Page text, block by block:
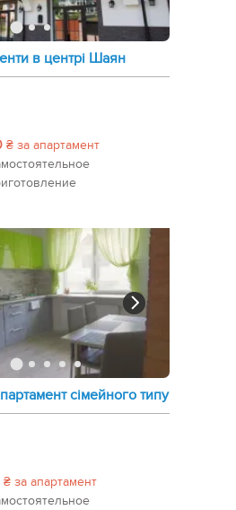
в центрі Шаян
₴ за апартамент
сімейного типу
₴ за апартамент